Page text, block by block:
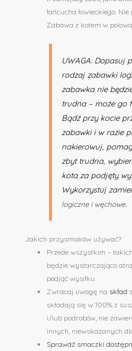
łańcucha łowieckiego.
Zabawa z kotem w
UWAGA: Dopasuj
rodzaj zabawki
zabawka nie
trudna – może go
Bądź przy kocie
zabawki i w razie
nakierowuj,
zbyt trudna,
kota za podjęty
Wykorzystuj
logiczne i węchowe.
Jakich przysmaków używać?
Przede wszystkim –
będzie wystarczająco
podjąć wysiłku.
Zwracaj uwagę na skład
składają się w 100% z
i/lub podrobów, nie
innych, niewskazanych
Sprawdź smaczki